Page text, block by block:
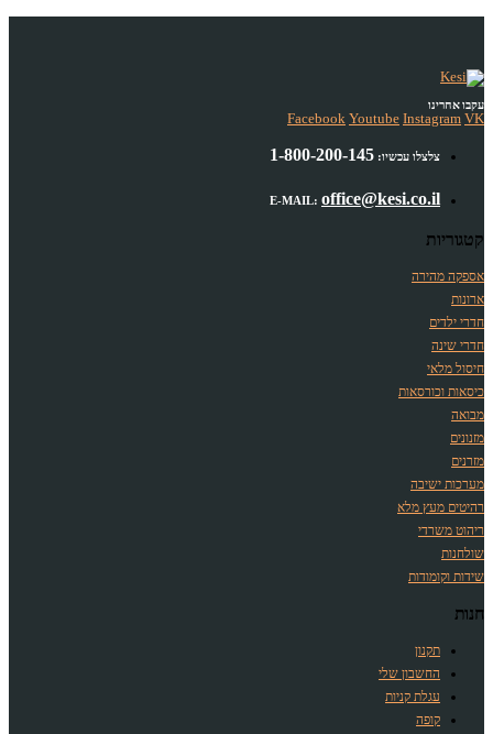
עקבו אחרינו
Facebook Youtube Instagram VK
צלצלו עכשיו: 1-800-200-145
E-MAIL: office@kesi.co.il
קטגוריות
אספקה מהירה
ארונות
חדרי ילדים
חדרי שינה
חיסול מלאי
כיסאות וכורסאות
מבואה
מזנונים
מזרנים
מערכות ישיבה
רהיטים מעץ מלא
ריהוט משרדי
שולחנות
שידות וקומודות
חנות
תקנון
החשבון שלי
עגלת קניות
קופה